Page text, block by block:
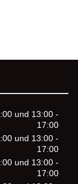
und 13:00 -
17:00
und 13:00 -
17:00
und 13:00 -
17:00